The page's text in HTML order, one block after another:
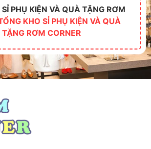
PHỤ KIỆN VÀ QUÀ TẶNG RƠM
KHO SỈ PHỤ KIỆN VÀ QUÀ
TẶNG RƠM CORNER